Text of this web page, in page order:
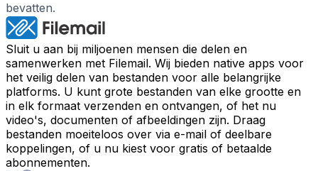
bevatten.
Sluit u aan bij miljoenen mensen die delen en
samenwerken met Filemail. Wij bieden native apps voor
het veilig delen van bestanden voor alle belangrijke
platforms. U kunt grote bestanden van elke grootte en
in elk formaat verzenden en ontvangen, of het nu
video's, documenten of afbeeldingen zijn. Draag
bestanden moeiteloos over via e-mail of deelbare
koppelingen, of u nu kiest voor gratis of betaalde
abonnementen.